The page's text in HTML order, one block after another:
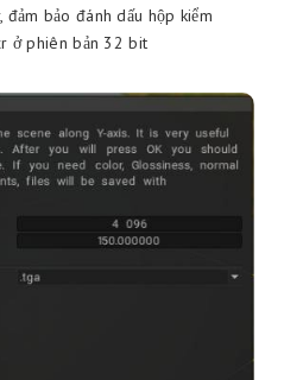
bảo đánh dấu hộp kiểm
ở phiên bản 32 bit